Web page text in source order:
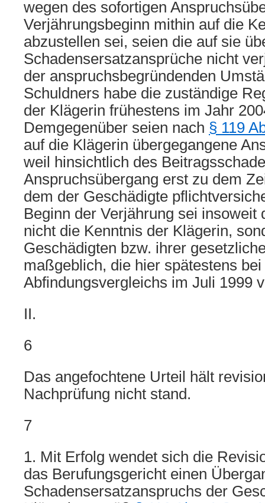
wegen des sofortigen
Verjährungsbeginn mithin auf die
abzustellen sei, seien die auf sie
Schadensersatzansprüche nicht
der anspruchsbegründenden
Schuldners habe die zuständige
der Klägerin frühestens im Jahr
Demgegenüber seien nach § 119
auf die Klägerin übergegangene
weil hinsichtlich des
Anspruchsübergang erst zu dem
dem der Geschädigte
Beginn der Verjährung sei insoweit
nicht die Kenntnis der Klägerin,
Geschädigten bzw. ihrer
maßgeblich, die hier spätestens
Abfindungsvergleichs im Juli 1999
II.
6
Das angefochtene Urteil hält
Nachprüfung nicht stand.
7
1. Mit Erfolg wendet sich die
das Berufungsgericht einen
Schadensersatzanspruchs der